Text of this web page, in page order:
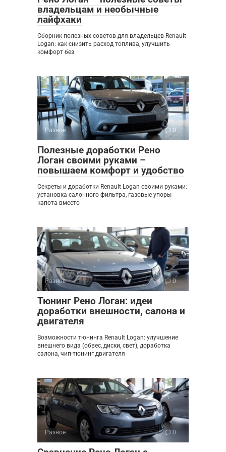
владельцам и необычные
лайфхаки
Сборник полезных советов для владельцев Renault
Logan: как снизить расход топлива, улучшить
комфорт без
Разное 0
Полезные доработки Рено
Логан своими руками –
повышаем комфорт и удобство
Секреты и доработки Renault Logan своими руками:
установка салонного фильтра, газовые упоры
капота вместо
Разное 0
Тюнинг Рено Логан: идеи
доработки внешности, салона и
двигателя
Возможности тюнинга Renault Logan: улучшение
внешнего вида (обвес, диски, свет), доработка
салона, чип-тюнинг двигателя
Разное 0